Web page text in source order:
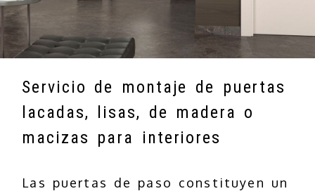
Servicio de montaje de puertas
lacadas, lisas, de madera o
macizas para interiores
Las puertas de paso constituyen un